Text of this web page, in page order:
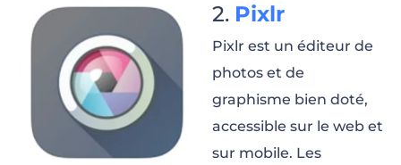
Pixlr
Pixlr est un éditeur de
photos et de
graphisme bien doté,
accessible sur le web et
sur mobile. Les